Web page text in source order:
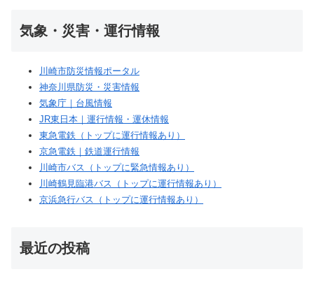
気象・災害・運行情報
川崎市防災情報ポータル
神奈川県防災・災害情報
気象庁｜台風情報
JR東日本｜運行情報・運休情報
東急電鉄（トップに運行情報あり）
京急電鉄｜鉄道運行情報
川崎市バス（トップに緊急情報あり）
川崎鶴見臨港バス（トップに運行情報あり）
京浜急行バス（トップに運行情報あり）
最近の投稿